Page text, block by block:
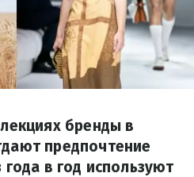
бренды в
предпочтение
в год используют